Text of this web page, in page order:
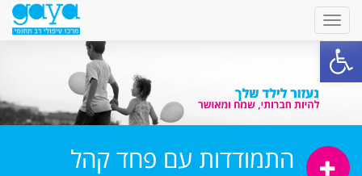
פתח סרגל נגישות
התמודדות עם פחד קהל